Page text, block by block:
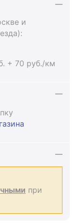
и
+ 70 руб./км
при